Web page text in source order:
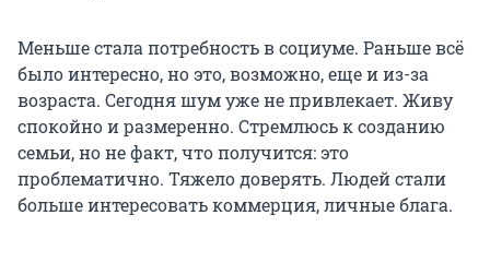
Меньше стала потребность в социуме. Раньше всё
было интересно, но это, возможно, еще и из-за
возраста. Сегодня шум уже не привлекает. Живу
спокойно и размеренно. Стремлюсь к созданию
семьи, но не факт, что получится: это
проблематично. Тяжело доверять. Людей стали
больше интересовать коммерция, личные блага.